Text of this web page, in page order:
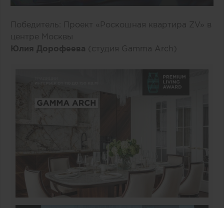
Победитель: Проект «Роскошная квартира ZV» в
центре Москвы
Юлия Дорофеева (студия Gamma Arch)